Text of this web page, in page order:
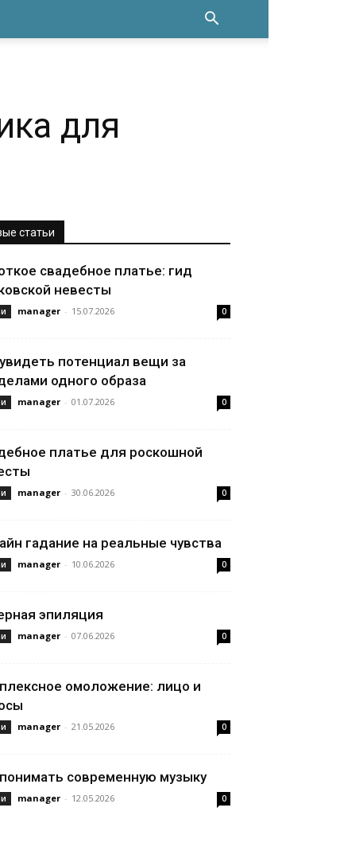
для
статьи
свадебное платье: гид
невесты
manager - 15.07.2026 0
потенциал вещи за
одного образа
manager - 01.07.2026 0
платье для роскошной
manager - 30.06.2026 0
гадание на реальные чувства
manager - 10.06.2026 0
эпиляция
manager - 07.06.2026 0
омоложение: лицо и
manager - 21.05.2026 0
современную музыку
manager - 12.05.2026 0